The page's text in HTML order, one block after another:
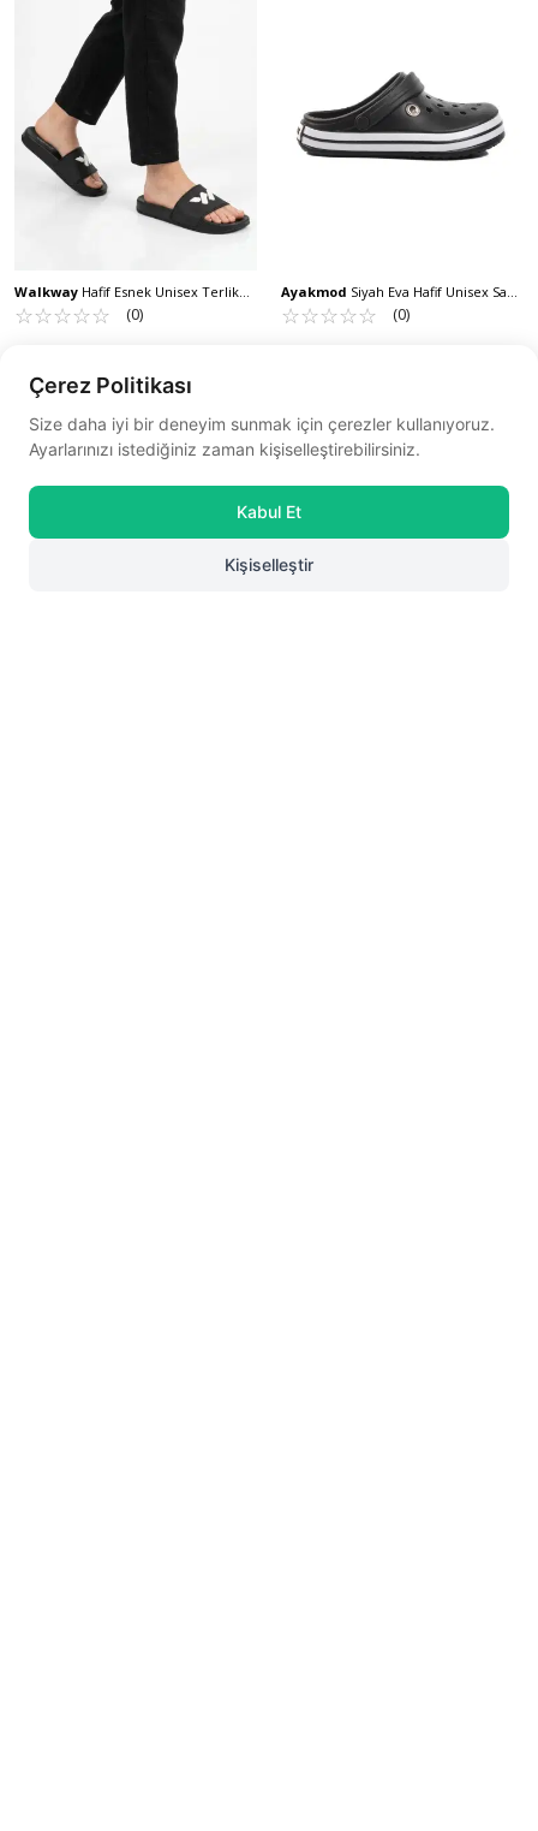
Walkway Hafif Esnek Unisex Terlik
8000-02 G
☆☆☆☆☆
★★★★★ (0)
Sepette %30 indirim
20,64 USD
Ayakmod Siyah Eva Hafif Unisex Sabo
Terlik 214 G
☆☆☆☆☆
★★★★★ (0)
17,69 USD
Çerez Politikası
Size daha iyi bir deneyim sunmak için çerezler kullanıyoruz.
Ayarlarınızı istediğiniz zaman kişiselleştirebilirsiniz.
Kabul Et
Kişiselleştir